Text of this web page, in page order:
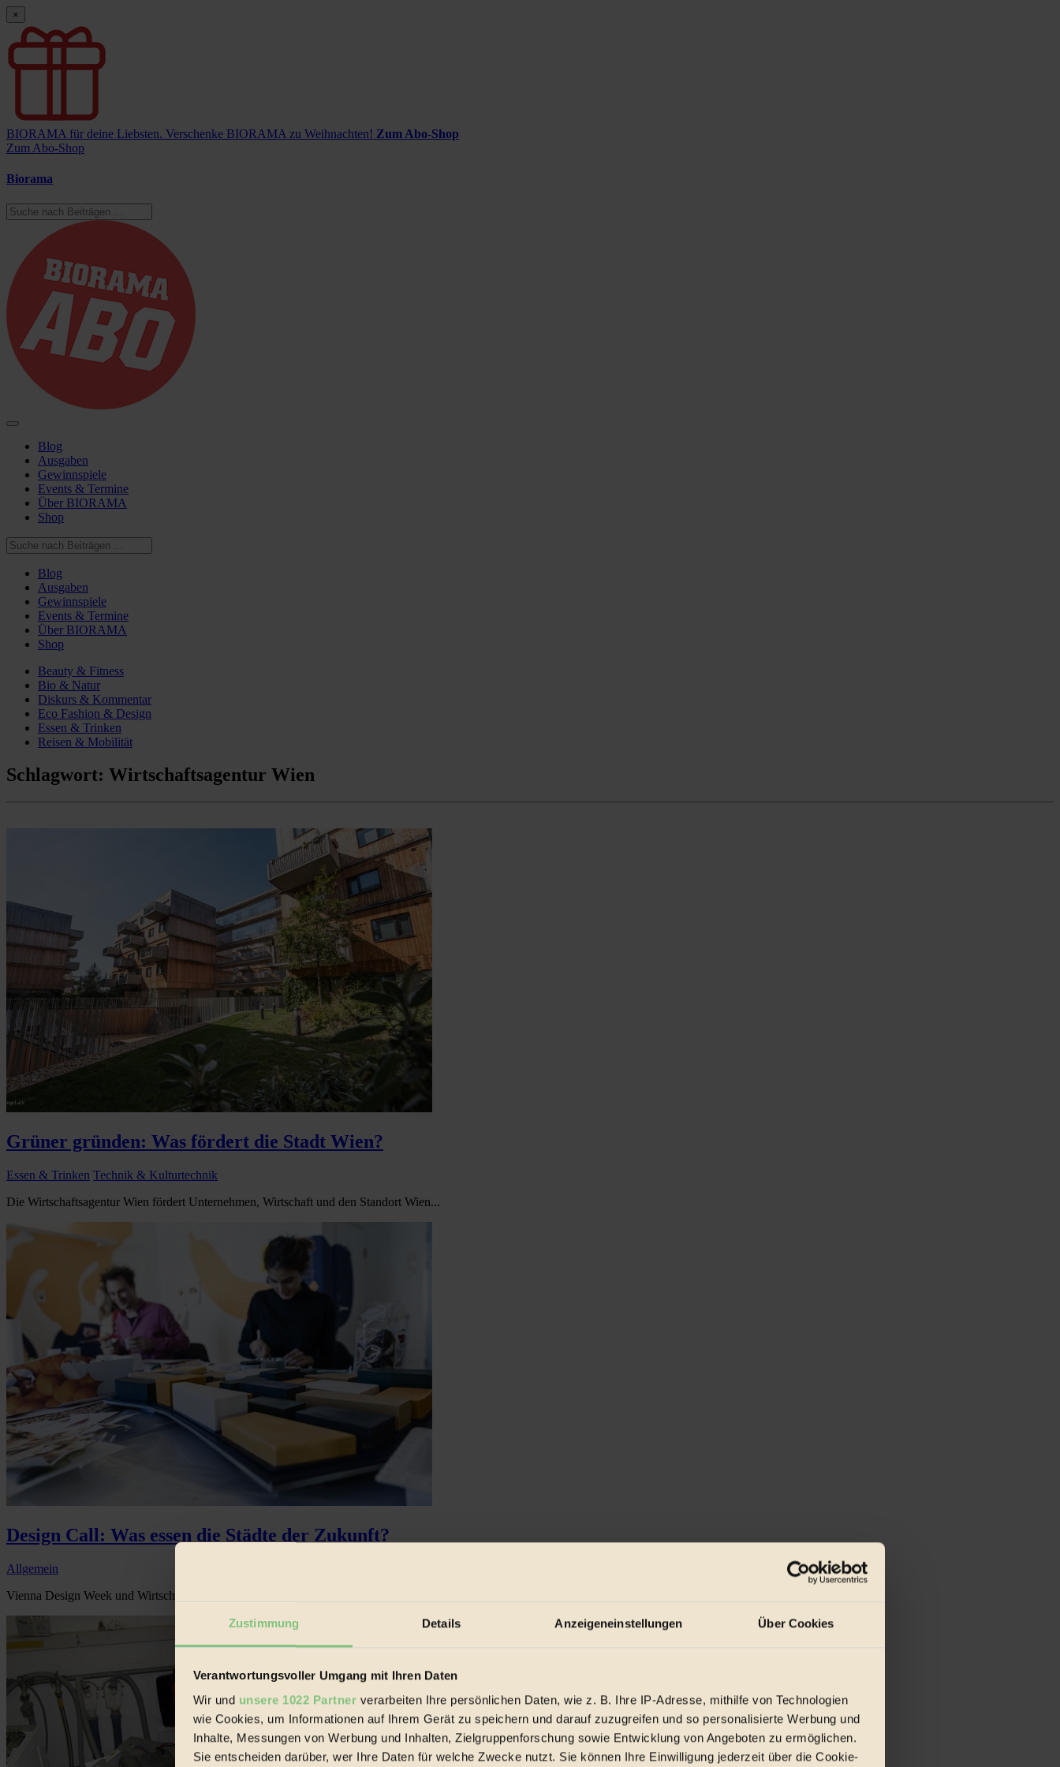
Zustimmung Details Anzeigeneinstellungen Über Cookies
Verantwortungsvoller Umgang mit Ihren Daten
Wir und unsere 1022 Partner verarbeiten Ihre persönlichen Daten, wie z. B. Ihre IP-Adresse, mithilfe von Technologien
wie Cookies, um Informationen auf Ihrem Gerät zu speichern und darauf zuzugreifen und so personalisierte Werbung und
Inhalte, Messungen von Werbung und Inhalten, Zielgruppenforschung sowie Entwicklung von Angeboten zu ermöglichen.
Sie entscheiden darüber, wer Ihre Daten für welche Zwecke nutzt. Sie können Ihre Einwilligung jederzeit über die Cookie-
×
BIORAMA für deine Liebsten. Verschenke BIORAMA zu Weihnachten! Zum Abo-Shop
Zum Abo-Shop
Biorama
Blog
Ausgaben
Gewinnspiele
Events & Termine
Über BIORAMA
Shop
Blog
Ausgaben
Gewinnspiele
Events & Termine
Über BIORAMA
Shop
Beauty & Fitness
Bio & Natur
Diskurs & Kommentar
Eco Fashion & Design
Essen & Trinken
Reisen & Mobilität
Schlagwort: Wirtschaftsagentur Wien
Grüner gründen: Was fördert die Stadt Wien?
Essen & Trinken Technik & Kulturtechnik
Die Wirtschaftsagentur Wien fördert Unternehmen, Wirtschaft und den Standort Wien...
Design Call: Was essen die Städte der Zukunft?
Allgemein
Vienna Design Week und Wirtschaftsagentur Wien suchen Designlösungen für urbane Lebensmittelversorgung...